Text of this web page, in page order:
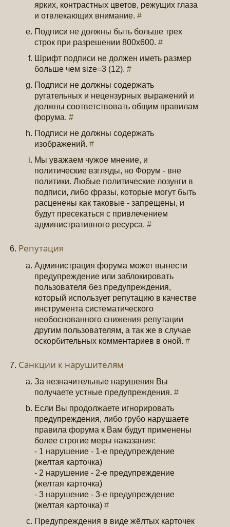
ярких, контрастных цветов, режущих глаза
и отвлекающих внимание.#
Подписи не должны быть больше трех
строк при разрешении 800х600.#
Шрифт подписи не должен иметь размер
больше чем size=3 (12).#
Подписи не должны содержать
ругательных и нецензурных выражений и
должны соответствовать общим правилам
форума.#
Подписи не должны содержать
изображений.#
Мы уважаем чужое мнение, и
политические взгляды, но Форум - вне
политики. Любые политические лозунги в
подписи, либо фразы, которые могут быть
расценены как таковые - запрещены, и
будут пресекаться с привлечением
административного ресурса.#
Репутация
Администрация форума может вынести
предупреждение или заблокировать
пользователя без предупреждения,
который использует репутацию в качестве
инструмента систематического
необоснованного снижения репутации
другим пользователям, а так же в случае
оскорбительных комментариев в оной.#
Санкции к нарушителям
За незначительные нарушения Вы
получаете устные предупреждения.#
Если Вы продолжаете игнорировать
предупреждения, либо грубо нарушаете
правила форума к Вам будут применены
более строгие меры наказания:
- 1 нарушение - 1-е предупреждение
(желтая карточка)
- 2 нарушение - 2-е предупреждение
(желтая карточка)
- 3 нарушение - 3-е предупреждение
(желтая карточка)#
Предупреждения в виде жёлтых карточек